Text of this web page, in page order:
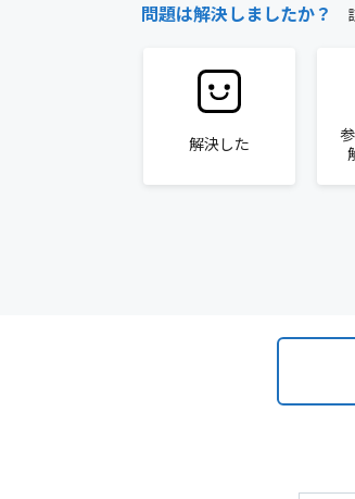
問題は解決しましたか？
解決した